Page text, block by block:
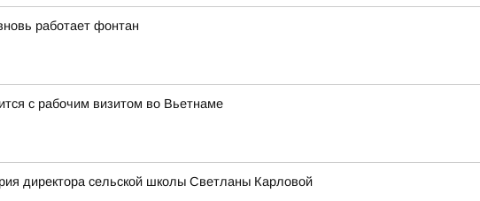
работает фонтан
с рабочим визитом во Вьетнаме
директора сельской школы Светланы Карловой